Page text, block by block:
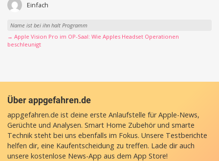
Einfach
Name ist bei ihn halt Programm
→ Apple Vision Pro im OP-Saal: Wie Apples Headset Operationen
beschleunigt
Über appgefahren.de
appgefahren.de ist deine erste Anlaufstelle für Apple-News,
Gerüchte und Analysen. Smart Home Zubehör und smarte
Technik steht bei uns ebenfalls im Fokus. Unsere Testberichte
helfen dir, eine Kaufentscheidung zu treffen. Lade dir auch
unsere kostenlose News-App aus dem App Store!